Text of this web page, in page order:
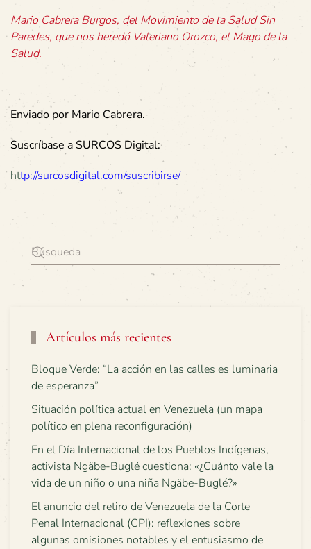
Mario Cabrera Burgos, del Movimiento de la Salud Sin
Paredes, que nos heredó Valeriano Orozco, el Mago de la
Salud.
Enviado por Mario Cabrera.
Suscríbase a SURCOS Digital:
http://surcosdigital.com/suscribirse/
Artículos más recientes
Bloque Verde: “La acción en las calles es luminaria
de esperanza”
Situación política actual en Venezuela (un mapa
político en plena reconfiguración)
En el Día Internacional de los Pueblos Indígenas,
activista Ngäbe-Buglé cuestiona: «¿Cuánto vale la
vida de un niño o una niña Ngäbe-Buglé?»
El anuncio del retiro de Venezuela de la Corte
Penal Internacional (CPI): reflexiones sobre
algunas omisiones notables y el entusiasmo de